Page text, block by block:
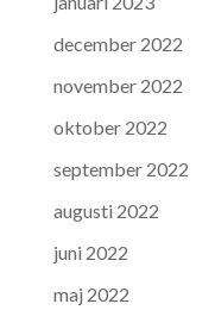
december 2022
november 2022
oktober 2022
september 2022
augusti 2022
juni 2022
maj 2022